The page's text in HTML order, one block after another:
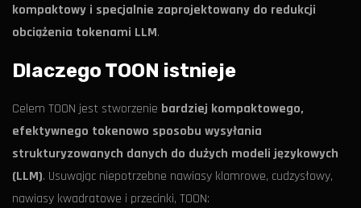
kompaktowy i specjalnie zaprojektowany do redukcji
obciążenia tokenami LLM.
Dlaczego TOON istnieje
Celem TOON jest stworzenie bardziej kompaktowego,
efektywnego tokenowo sposobu wysyłania
strukturyzowanych danych do dużych modeli językowych
(LLM). Usuwając niepotrzebne nawiasy klamrowe, cudzysłowy,
nawiasy kwadratowe i przecinki, TOON: